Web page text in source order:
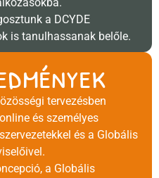
a DCYDE
is tanulhassanak belőle.
tervezésben
és személyes
és a Globális
a Globális